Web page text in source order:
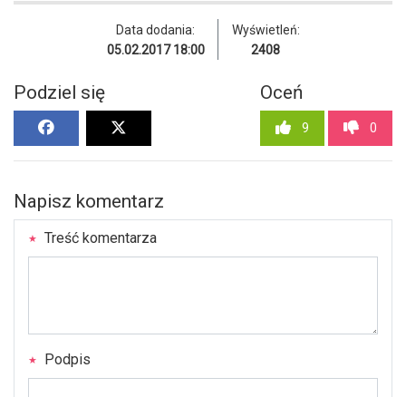
Data dodania:
05.02.2017 18:00
Wyświetleń:
2408
Podziel się Oceń
9 0
Napisz komentarz
Treść komentarza
Podpis